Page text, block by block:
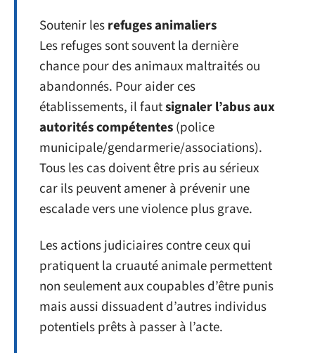
Soutenir lesrefuges animaliers
Les refuges sont souvent la dernière
chance pour des animaux maltraités ou
abandonnés. Pour aider ces
établissements, il fautsignaler l’abus aux
autorités compétentes(police
municipale/gendarmerie/associations).
Tous les cas doivent être pris au sérieux
car ils peuvent amener à prévenir une
escalade vers une violence plus grave.
Les actions judiciaires contre ceux qui
pratiquent la cruauté animale permettent
non seulement aux coupables d’être punis
mais aussi dissuadent d’autres individus
potentiels prêts à passer à l’acte.